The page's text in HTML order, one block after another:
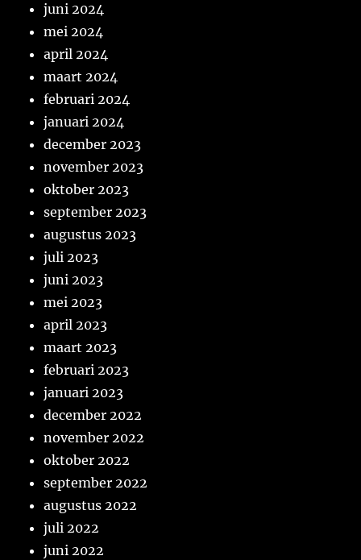
juni 2024
mei 2024
april 2024
maart 2024
februari 2024
januari 2024
december 2023
november 2023
oktober 2023
september 2023
augustus 2023
juli 2023
juni 2023
mei 2023
april 2023
maart 2023
februari 2023
januari 2023
december 2022
november 2022
oktober 2022
september 2022
augustus 2022
juli 2022
juni 2022